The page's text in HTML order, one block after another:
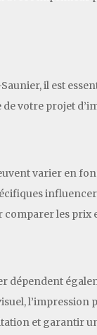
il est
votre projet
varier en
les prix
dépendent
et garantir